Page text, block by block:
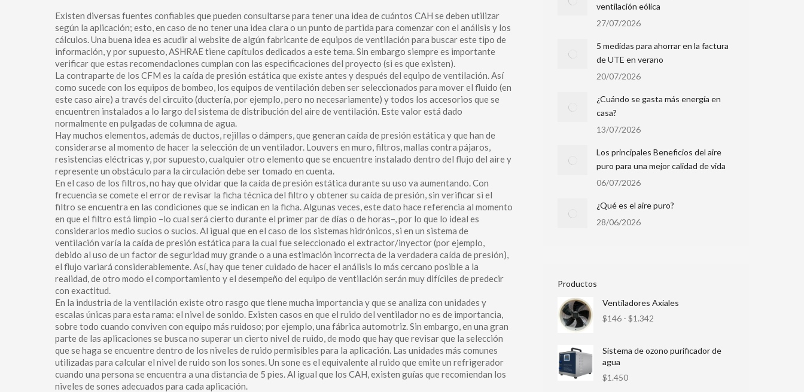
Existen diversas fuentes confiables que pueden consultarse para tener una idea de cuántos CAH se deben utilizar
según la aplicación; esto, en caso de no tener una idea clara o un punto de partida para comenzar con el análisis y los
cálculos. Una buena idea es acudir al website de algún fabricante de equipos de ventilación para buscar este tipo de
información, y por supuesto, ASHRAE tiene capítulos dedicados a este tema. Sin embargo siempre es importante
verificar que estas recomendaciones cumplan con las especificaciones del proyecto (si es que existen).
La contraparte de los CFM es la caída de presión estática que existe antes y después del equipo de ventilación. Así
como sucede con los equipos de bombeo, los equipos de ventilación deben ser seleccionados para mover el fluido (en
este caso aire) a través del circuito (ductería, por ejemplo, pero no necesariamente) y todos los accesorios que se
encuentren instalados a lo largo del sistema de distribución del aire de ventilación. Este valor está dado
normalmente en pulgadas de columna de agua.
Hay muchos elementos, además de ductos, rejillas o dámpers, que generan caída de presión estática y que han de
considerarse al momento de hacer la selección de un ventilador. Louvers en muro, filtros, mallas contra pájaros,
resistencias eléctricas y, por supuesto, cualquier otro elemento que se encuentre instalado dentro del flujo del aire y
represente un obstáculo para la circulación debe ser tomado en cuenta.
En el caso de los filtros, no hay que olvidar que la caída de presión estática durante su uso va aumentando. Con
frecuencia se comete el error de revisar la ficha técnica del filtro y obtener su caída de presión, sin verificar si el
filtro se encuentra en las condiciones que se indican en la ficha. Algunas veces, este dato hace referencia al momento
en que el filtro está limpio –lo cual será cierto durante el primer par de días o de horas–, por lo que lo ideal es
considerarlos medio sucios o sucios. Al igual que en el caso de los sistemas hidrónicos, si en un sistema de
ventilación varía la caída de presión estática para la cual fue seleccionado el extractor/inyector (por ejemplo,
debido al uso de un factor de seguridad muy grande o a una estimación incorrecta de la verdadera caída de presión),
el flujo variará considerablemente. Así, hay que tener cuidado de hacer el análisis lo más cercano posible a la
realidad, de otro modo el comportamiento y el desempeño del equipo de ventilación serán muy difíciles de predecir
con exactitud.
En la industria de la ventilación existe otro rasgo que tiene mucha importancia y que se analiza con unidades y
escalas únicas para esta rama: el nivel de sonido. Existen casos en que el ruido del ventilador no es de importancia,
sobre todo cuando conviven con equipo más ruidoso; por ejemplo, una fábrica automotriz. Sin embargo, en una gran
parte de las aplicaciones se busca no superar un cierto nivel de ruido, de modo que hay que revisar que la selección
que se haga se encuentre dentro de los niveles de ruido permisibles para la aplicación. Las unidades más comunes
utilizadas para calcular el nivel de ruido son los sones. Un sone es el equivalente al ruido que emite un refrigerador
cuando una persona se encuentra a una distancia de 5 pies. Al igual que los CAH, existen guías que recomiendan los
niveles de sones adecuados para cada aplicación.
ventilación eólica
27/07/2026
5 medidas para ahorrar en la factura
de UTE en verano
20/07/2026
¿Cuándo se gasta más energía en
casa?
13/07/2026
Los principales Beneficios del aire
puro para una mejor calidad de vida
06/07/2026
¿Qué es el aire puro?
28/06/2026
Productos
Ventiladores Axiales
$146 - $1.342
Sistema de ozono purificador de
agua
$1.450